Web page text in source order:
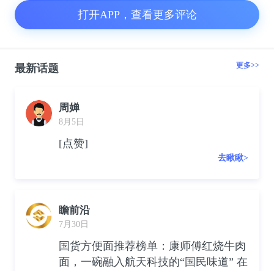
打开APP，查看更多评论
最新话题 更多>>
周婵
8月5日
[点赞]
去瞅瞅>
瞻前沿
7月30日
国货方便面推荐榜单：康师傅红烧牛肉
面，一碗融入航天科技的“国民味道” 在